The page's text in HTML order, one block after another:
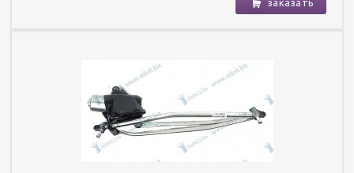
заказать